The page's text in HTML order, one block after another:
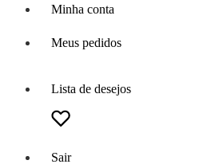
Minha conta
Meus pedidos
Lista de desejos
Sair